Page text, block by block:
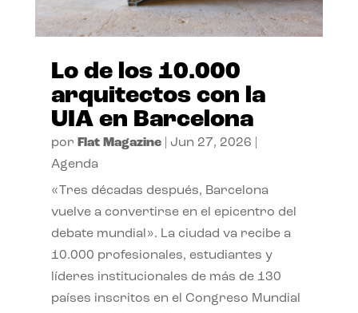
Lo de los 10.000
arquitectos con la
UIA en Barcelona
por Flat Magazine| Jun 27, 2026
Agenda
«Tres décadas después, Barcelona
vuelve a convertirse en el epicentro del
debate mundial». La ciudad va recibe a
10.000 profesionales, estudiantes y
líderes institucionales de más de 130
países inscritos en el Congreso Mundial